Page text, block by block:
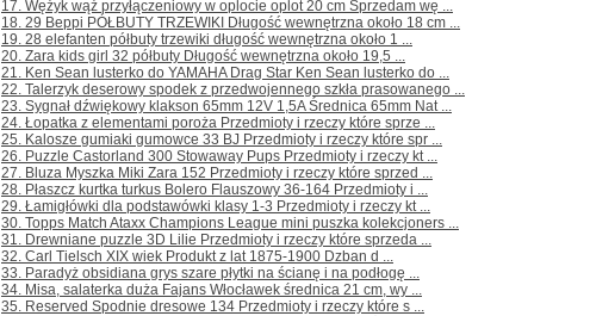
17. Wężyk wąż przyłączeniowy w oplocie oplot 20 cm Sprzedam wę ...
18. 29 Beppi PÓŁBUTY TRZEWIKI Długość wewnętrzna około 18 cm ...
19. 28 elefanten półbuty trzewiki długość wewnętrzna około 1 ...
20. Zara kids girl 32 półbuty Długość wewnętrzna około 19,5 ...
21. Ken Sean lusterko do YAMAHA Drag Star Ken Sean lusterko do ...
22. Talerzyk deserowy spodek z przedwojennego szkła prasowanego ...
23. Sygnał dźwiękowy klakson 65mm 12V 1,5A Średnica 65mm Nat ...
24. Łopatka z elementami poroża Przedmioty i rzeczy które sprze ...
25. Kalosze gumiaki gumowce 33 BJ Przedmioty i rzeczy które spr ...
26. Puzzle Castorland 300 Stowaway Pups Przedmioty i rzeczy kt ...
27. Bluza Myszka Miki Zara 152 Przedmioty i rzeczy które sprzed ...
28. Płaszcz kurtka turkus Bolero Flauszowy 36-164 Przedmioty i ...
29. Łamigłówki dla podstawówki klasy 1-3 Przedmioty i rzeczy kt ...
30. Topps Match Ataxx Champions League mini puszka kolekcjoners ...
31. Drewniane puzzle 3D Lilie Przedmioty i rzeczy które sprzeda ...
32. Carl Tielsch XIX wiek Produkt z lat 1875-1900 Dzban d ...
33. Paradyż obsidiana grys szare płytki na ścianę i na podłogę ...
34. Misa, salaterka duża Fajans Włocławek średnica 21 cm, wy ...
35. Reserved Spodnie dresowe 134 Przedmioty i rzeczy które s ...